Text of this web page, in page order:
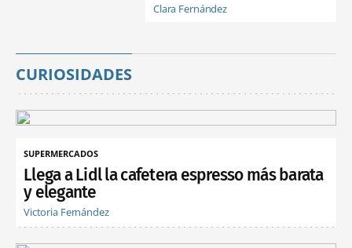
Clara Fernández
CURIOSIDADES
SUPERMERCADOS
Llega a Lidl la cafetera espresso más barata
y elegante
Victoria Fernández